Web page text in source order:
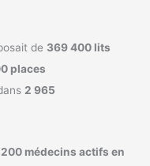
de 369 400 lits
places
2 965
médecins actifs en